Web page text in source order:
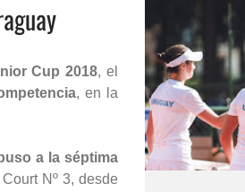
Cup 2018, el
, en la
a la séptima
Nº 3, desde